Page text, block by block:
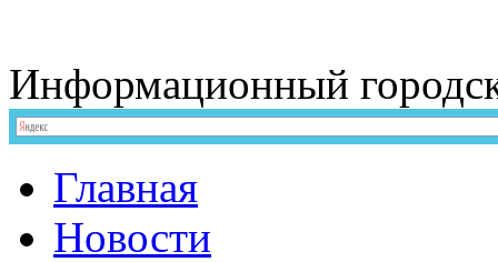
Информационный
Главная
Новости